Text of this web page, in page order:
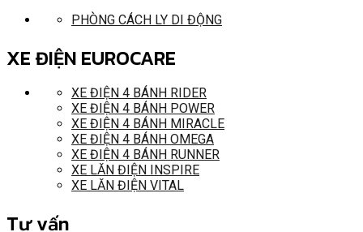
PHÒNG CÁCH LY DI ĐỘNG
XE ĐIỆN EUROCARE
XE ĐIỆN 4 BÁNH RIDER
XE ĐIỆN 4 BÁNH POWER
XE ĐIỆN 4 BÁNH MIRACLE
XE ĐIỆN 4 BÁNH OMEGA
XE ĐIỆN 4 BÁNH RUNNER
XE LĂN ĐIỆN INSPIRE
XE LĂN ĐIỆN VITAL
Tư vấn